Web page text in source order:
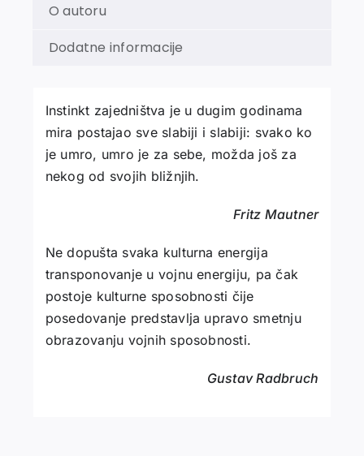
O autoru
Dodatne informacije
Instinkt zajedništva je u dugim godinama
mira postajao sve slabiji i slabiji: svako ko
je umro, umro je za sebe, možda još za
nekog od svojih bližnjih.
Fritz Mautner
Ne dopušta svaka kulturna energija
transponovanje u vojnu energiju, pa čak
postoje kulturne sposobnosti čije
posedovanje predstavlja upravo smetnju
obrazovanju vojnih sposobnosti.
Gustav Radbruch